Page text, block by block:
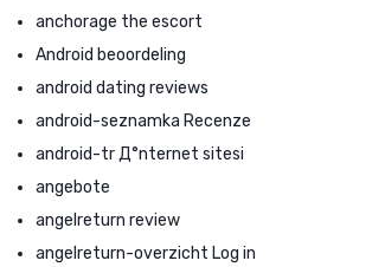
anchorage the escort
Android beoordeling
android dating reviews
android-seznamka Recenze
android-tr Д°nternet sitesi
angebote
angelreturn review
angelreturn-overzicht Log in